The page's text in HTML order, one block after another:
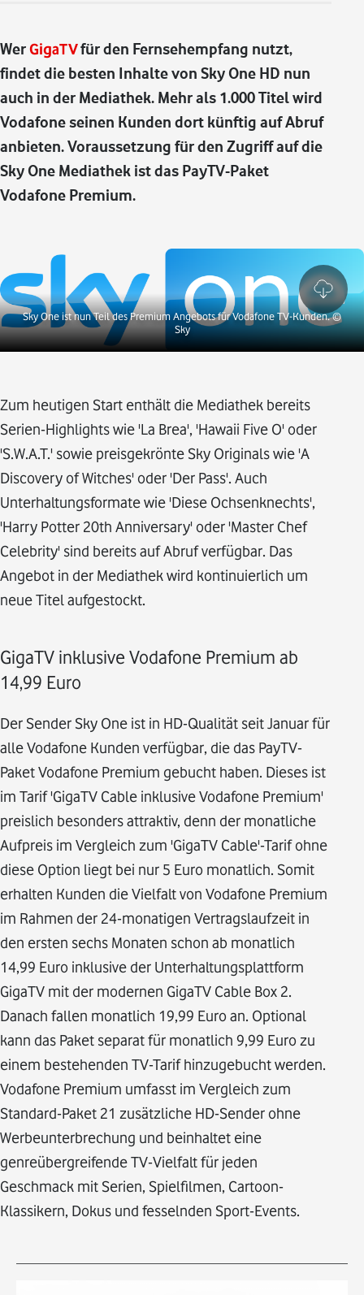
WerGigaTVfür den Fernsehempfang nutzt,
findet die besten Inhalte von Sky One HD nun
auch in der Mediathek. Mehr als 1.000 Titel wird
Vodafone seinen Kunden dort künftig auf Abruf
anbieten. Voraussetzung für den Zugriff auf die
Sky One Mediathek ist das PayTV-Paket
Vodafone Premium.
Sky One ist nun Teil des Premium Angebots für Vodafone TV-Kunden.©
Sky
Zum heutigen Start enthält die Mediathek bereits
Serien-Highlights wie 'La Brea', 'Hawaii Five O' oder
'S.W.A.T.' sowie preisgekrönte Sky Originals wie 'A
Discovery of Witches' oder 'Der Pass'. Auch
Unterhaltungsformate wie 'Diese Ochsenknechts',
'Harry Potter 20th Anniversary' oder 'Master Chef
Celebrity' sind bereits auf Abruf verfügbar. Das
Angebot in der Mediathek wird kontinuierlich um
neue Titel aufgestockt.
GigaTV inklusive Vodafone Premium ab
14,99 Euro
Der Sender Sky One ist in HD-Qualität seit Januar für
alle Vodafone Kunden verfügbar, die das PayTV-
Paket Vodafone Premium gebucht haben. Dieses ist
im Tarif 'GigaTV Cable inklusive Vodafone Premium'
preislich besonders attraktiv, denn der monatliche
Aufpreis im Vergleich zum 'GigaTV Cable'-Tarif ohne
diese Option liegt bei nur 5 Euro monatlich. Somit
erhalten Kunden die Vielfalt von Vodafone Premium
im Rahmen der 24-monatigen Vertragslaufzeit in
den ersten sechs Monaten schon ab monatlich
14,99 Euro inklusive der Unterhaltungsplattform
GigaTV mit der modernen GigaTV Cable Box 2.
Danach fallen monatlich 19,99 Euro an. Optional
kann das Paket separat für monatlich 9,99 Euro zu
einem bestehenden TV-Tarif hinzugebucht werden.
Vodafone Premium umfasst im Vergleich zum
Standard-Paket 21 zusätzliche HD-Sender ohne
Werbeunterbrechung und beinhaltet eine
genreübergreifende TV-Vielfalt für jeden
Geschmack mit Serien, Spielfilmen, Cartoon-
Klassikern, Dokus und fesselnden Sport-Events.